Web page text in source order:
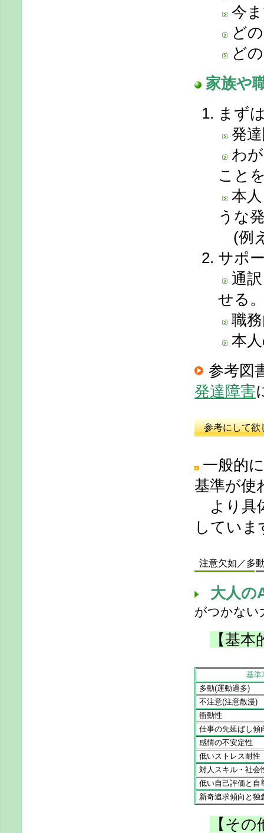
今
ど
ど
家族や
まず
発
わ
こと
本
うな
(例
サポ
通
せる
職
本
参考図
発達障害
参考にして欲
一般的
基準が使
より具
していま
注意欠如／多
大人の
がつかない
【基
基準
多動(運動過多)
不注意(注意散漫)
衝動性
仕事の先延ばし傾
感情の不安定性
低いストレス耐性
対人スキル・社会
低い自己評価と自
新奇追求傾向と独
【そ